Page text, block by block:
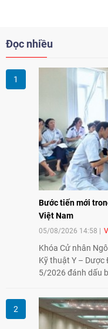
Đọc nhiều
Bước tiến mới
Việt Nam
05/08/2026 14:58
Khóa Cử nhân
Kỹ thuật Y –
5/2026 đánh dấu
tại Việt Nam.